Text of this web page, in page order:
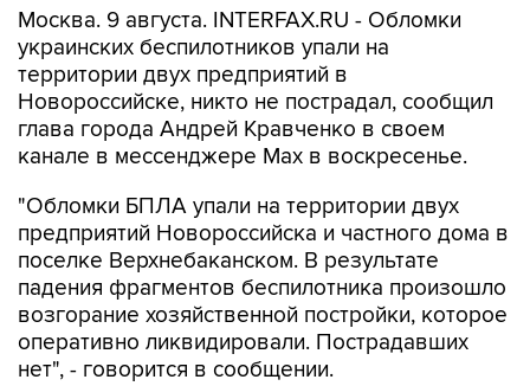
Москва. 9 августа. INTERFAX.RU - Обломки
украинских беспилотников упали на
территории двух предприятий в
Новороссийске, никто не пострадал, сообщил
глава города Андрей Кравченко в своем
канале в мессенджере Max в воскресенье.
"Обломки БПЛА упали на территории двух
предприятий Новороссийска и частного дома в
поселке Верхнебаканском. В результате
падения фрагментов беспилотника произошло
возгорание хозяйственной постройки, которое
оперативно ликвидировали. Пострадавших
нет", - говорится в сообщении.